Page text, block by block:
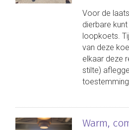
Voor de
dierbare
loopkoets.
van deze
elkaar deze
stilte)
Warm,